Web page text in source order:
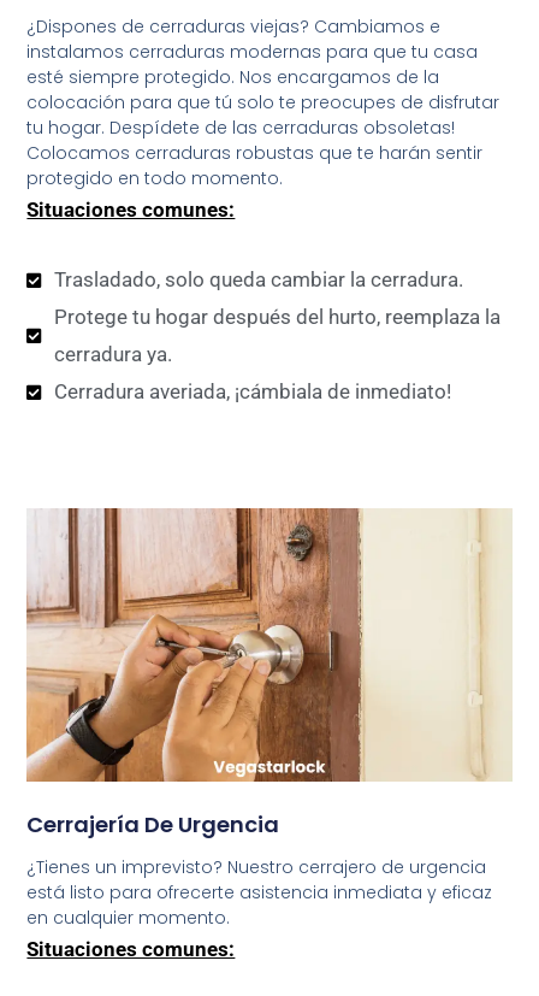
¿Dispones de cerraduras viejas? Cambiamos e
instalamos cerraduras modernas para que tu casa
esté siempre protegido. Nos encargamos de la
colocación para que tú solo te preocupes de disfrutar
tu hogar. Despídete de las cerraduras obsoletas!
Colocamos cerraduras robustas que te harán sentir
protegido en todo momento.
Situaciones comunes:
Trasladado, solo queda cambiar la cerradura.
Protege tu hogar después del hurto, reemplaza la
cerradura ya.
Cerradura averiada, ¡cámbiala de inmediato!
Cerrajería De Urgencia
¿Tienes un imprevisto? Nuestro cerrajero de urgencia
está listo para ofrecerte asistencia inmediata y eficaz
en cualquier momento.
Situaciones comunes: